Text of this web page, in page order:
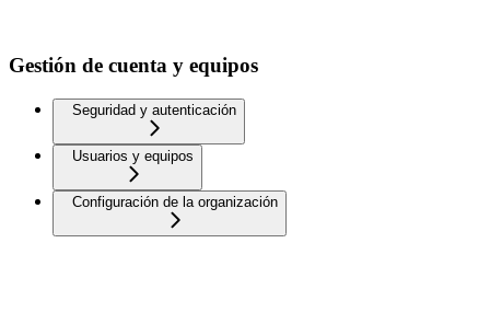
Gestión de cuenta y equipos
Seguridad y autenticación
Usuarios y equipos
Configuración de la organización